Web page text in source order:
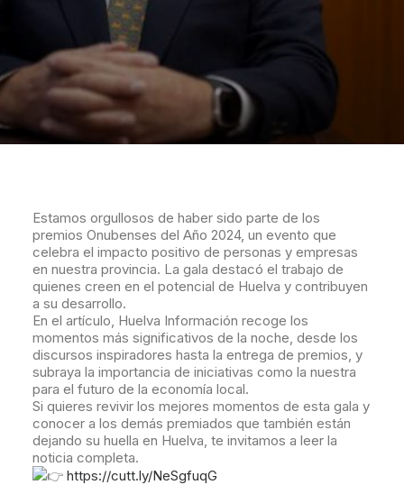
Estamos orgullosos de haber sido parte de los
premios Onubenses del Año 2024, un evento que
celebra el impacto positivo de personas y empresas
en nuestra provincia. La gala destacó el trabajo de
quienes creen en el potencial de Huelva y contribuyen
a su desarrollo.
En el artículo, Huelva Información recoge los
momentos más significativos de la noche, desde los
discursos inspiradores hasta la entrega de premios, y
subraya la importancia de iniciativas como la nuestra
para el futuro de la economía local.
Si quieres revivir los mejores momentos de esta gala y
conocer a los demás premiados que también están
dejando su huella en Huelva, te invitamos a leer la
noticia completa.
https://cutt.ly/NeSgfuqG